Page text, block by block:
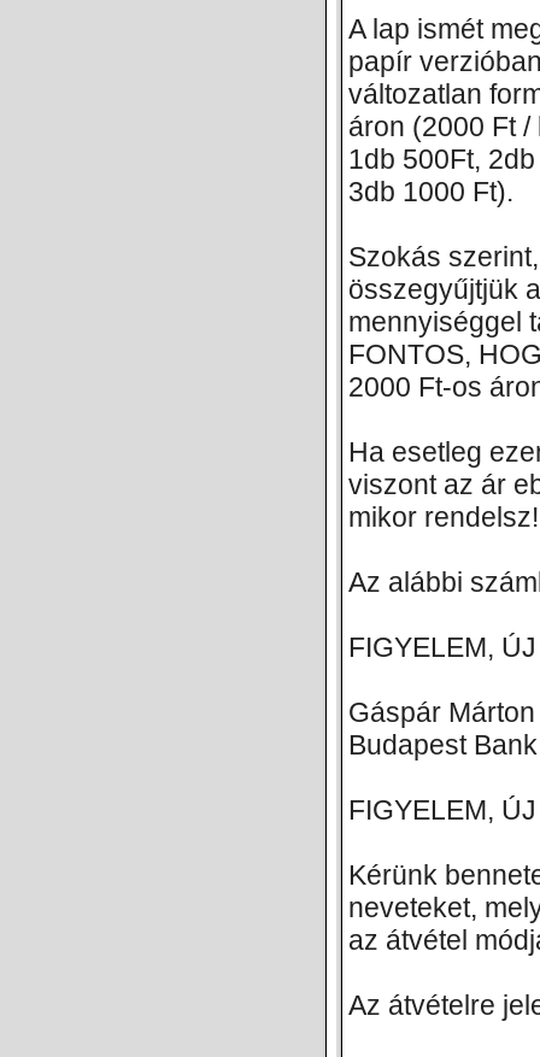
A lap ismét
papír
változatlan
áron (2000 Ft /
1db 500Ft,
3db 1000 Ft).
Szokás szerint,
összegyűjtjük
mennyiséggel
FONTOS,
2000 Ft-os
Ha esetleg
viszont az ár
mikor rendelsz!
Az alábbi
FIGYELEM,
Gáspár
Budapest
FIGYELEM,
Kérünk
neveteket,
az átvétel
Az átvételre